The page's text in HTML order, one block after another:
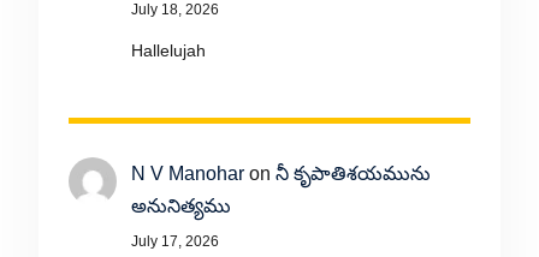
July 18, 2026
Hallelujah
N V Manoharon నీ కృపాతిశయమును
అనునిత్యము
July 17, 2026